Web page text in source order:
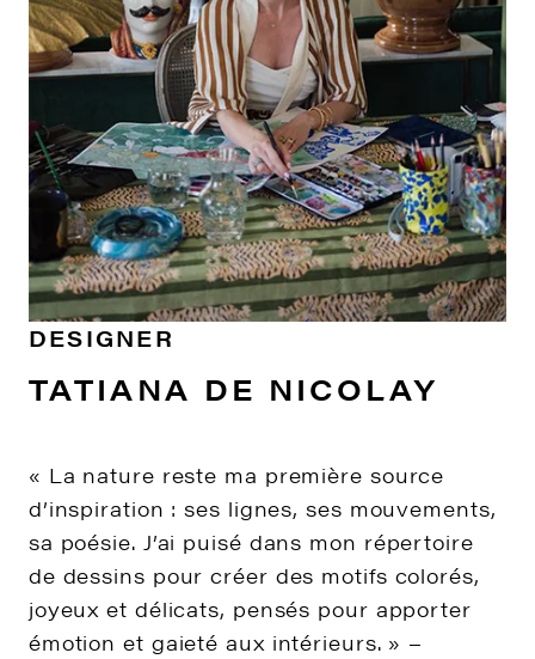
DESIGNER
TATIANA DE NICOLAY
« La nature reste ma première source
d’inspiration : ses lignes, ses mouvements,
sa poésie. J’ai puisé dans mon répertoire
de dessins pour créer des motifs colorés,
joyeux et délicats, pensés pour apporter
émotion et gaieté aux intérieurs. » –